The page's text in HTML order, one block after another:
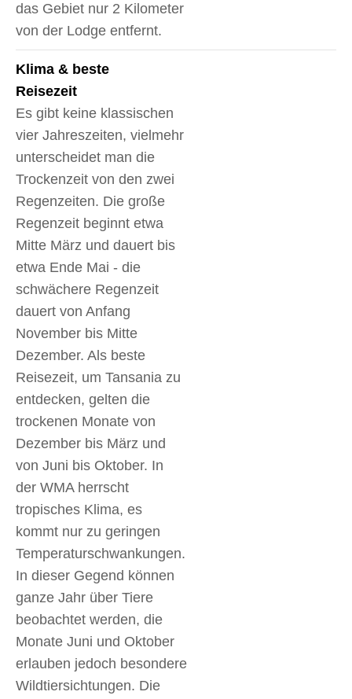
das Gebiet nur 2 Kilometer
von der Lodge entfernt.
Klima & beste
Reisezeit
Es gibt keine klassischen
vier Jahreszeiten, vielmehr
unterscheidet man die
Trockenzeit von den zwei
Regenzeiten. Die große
Regenzeit beginnt etwa
Mitte März und dauert bis
etwa Ende Mai - die
schwächere Regenzeit
dauert von Anfang
November bis Mitte
Dezember. Als beste
Reisezeit, um Tansania zu
entdecken, gelten die
trockenen Monate von
Dezember bis März und
von Juni bis Oktober. In
der WMA herrscht
tropisches Klima, es
kommt nur zu geringen
Temperaturschwankungen.
In dieser Gegend können
ganze Jahr über Tiere
beobachtet werden, die
Monate Juni und Oktober
erlauben jedoch besondere
Wildtiersichtungen. Die